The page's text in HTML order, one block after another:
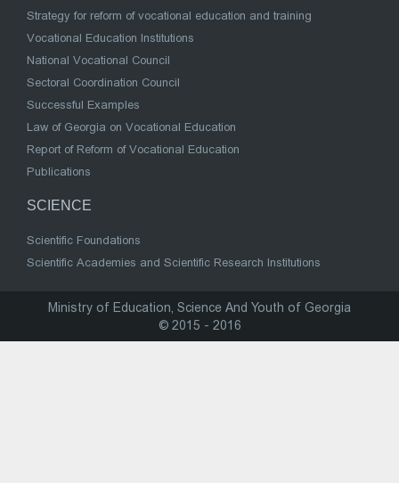
Strategy for reform of vocational education and training
Vocational Education Institutions
National Vocational Council
Sectoral Coordination Council
Successful Examples
Law of Georgia on Vocational Education
Report of Reform of Vocational Education
Publications
SCIENCE
Scientific Foundations
Scientific Academies and Scientific Research Institutions
Ministry of Education, Science And Youth of Georgia
© 2015 - 2016